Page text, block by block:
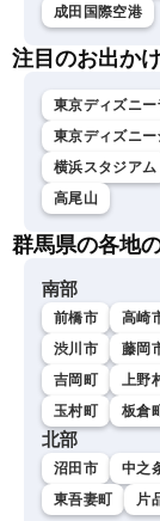
成田国際空港
注目のお出か
東京ディズニー
東京ディズニー
横浜スタジアム
高尾山
群馬県の各地
南部
前橋市 高崎
渋川市
藤岡
吉岡町
上野
玉村町
板倉
北部
沼田市 中之
東吾妻町
片